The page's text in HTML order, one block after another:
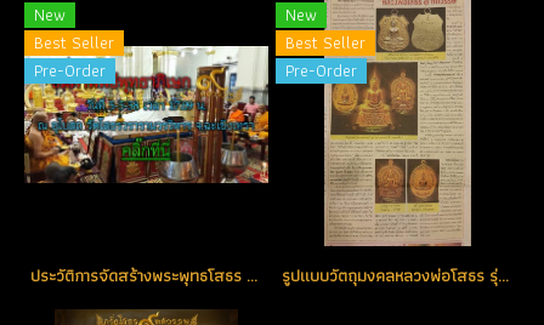
New
Best Seller
Pre-Order
ประวัติการจัดสร้างพระพุทธโสธร รุ่น ๙ ทศวรรษ สุดยอดพุทธศิลป์ในรอบ 90 ปี
New
Best Seller
Pre-Order
รูปแบบวัตถุมงคลหลวงพ่อโสธร รุ่น ๙ ทศวรรษ